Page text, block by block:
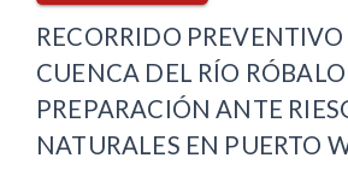
RECORRIDO
CUENCA DEL RÍO
PREPARACIÓN ANTE
NATURALES EN PUERTO